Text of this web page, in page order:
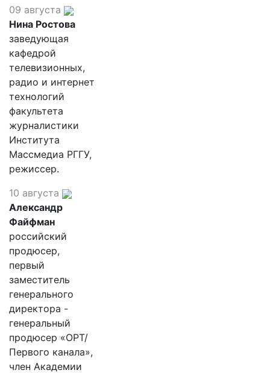
09 августа
Нина Ростова
заведующая
кафедрой
телевизионных,
радио и интернет
технологий
факультета
журналистики
Института
Массмедиа РГГУ,
режиссер.
10 августа
Александр
Файфман
российский
продюсер,
первый
заместитель
генерального
директора -
генеральный
продюсер «ОРТ/
Первого канала»,
член Академии